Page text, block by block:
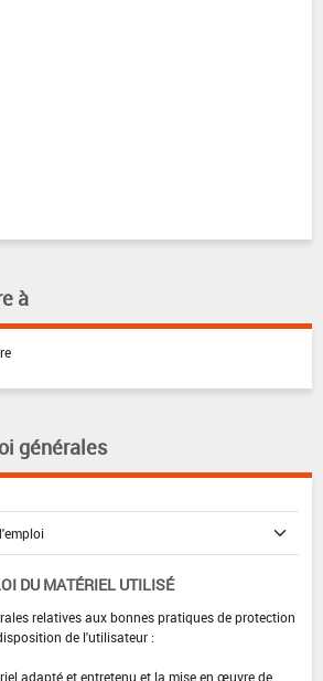
à
générales
DU MATÉRIEL UTILISÉ
relatives aux bonnes pratiques de protection
de l'utilisateur :
adapté et entretenu et la mise en œuvre de